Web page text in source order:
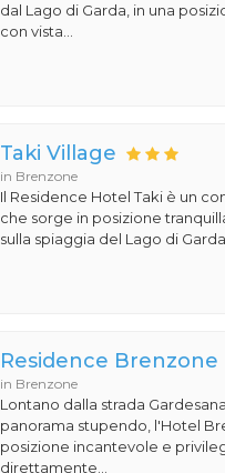
dal Lago di Garda, in una
con vista...
Taki Village
in Brenzone
Il Residence Hotel Taki è un
che sorge in posizione
sulla spiaggia del Lago di
Residence Brenzone
in Brenzone
Lontano dalla strada
panorama stupendo, l'Hotel
posizione incantevole e
direttamente...